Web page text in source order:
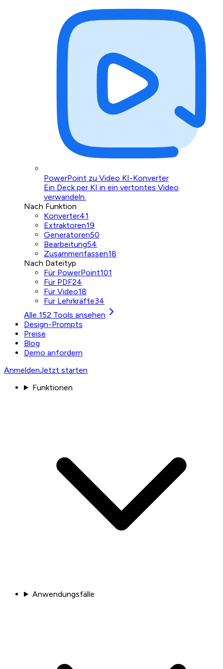
PowerPoint zu Video KI-Konverter
Ein Deck per KI in ein vertontes Video
verwandeln.
Nach Funktion
Konverter41
Extraktoren19
Generatoren50
Bearbeitung54
Zusammenfassen18
Nach Dateityp
Für PowerPoint101
Für PDF24
Für Video18
Für Lehrkräfte34
Alle 152 Tools ansehen
Design-Prompts
Preise
Blog
Demo anfordern
AnmeldenJetzt starten
Funktionen
Anwendungsfälle